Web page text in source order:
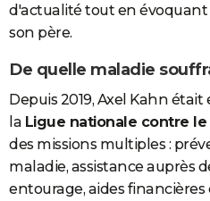
d'actualité tout en évoquant
son père.
De quelle maladie
Depuis 2019, Axel Kahn
la Ligue nationale contre
des missions multiples :
maladie, assistance auprès
entourage, aides